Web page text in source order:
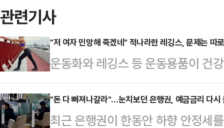
관련기사
"저 여자 민망해 죽겠네" 적나라한 레깅스, 문제는 따
운동화와 레깅스 등 운동용품이 건
다.16일 관련업계에 따르면 영국
전문가인 니콜 딘은 최근 데일리메
만 운동할 때 착용하는 옷과 신발이
"돈 다 빠져나갈라"…눈치보던 은행권, 예금금리 다시
최근 은행권이 한동안 하향 안정세